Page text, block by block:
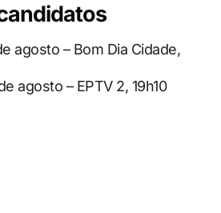
agosto – Bom Dia Cidade,
agosto – EPTV 2, 19h10